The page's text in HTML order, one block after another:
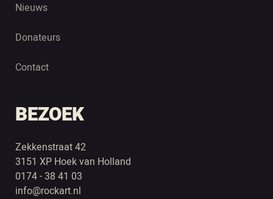
Nieuws
Donateurs
Contact
BEZOEK
Zekkenstraat 42
3151 XP Hoek van Holland
0174 - 38 41 03
info@rockart.nl